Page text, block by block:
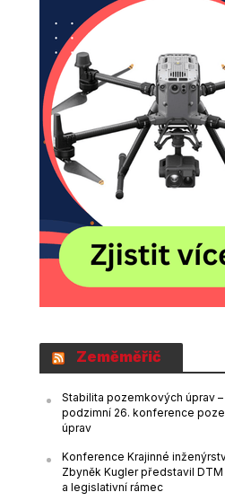
Zeměměřič
Stabilita pozemkových úprav –
podzimní 26. konference
úprav
Konference Krajinné
Zbyněk Kugler představil DTM
a legislativní rámec